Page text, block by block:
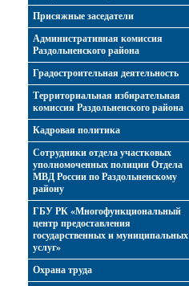
Присяжные заседатели
Административная комиссия
Раздольненского района
Градостроительная деятельность
Территориальная избирательная
комиссия Раздольненского района
Кадровая политика
Сотрудники отдела участковых
уполномоченных полиции Отдела
МВД России по Раздольненскому
району
ГБУ РК «Многофункциональный
центр предоставления
государственных и муниципальных
услуг»
Охрана труда